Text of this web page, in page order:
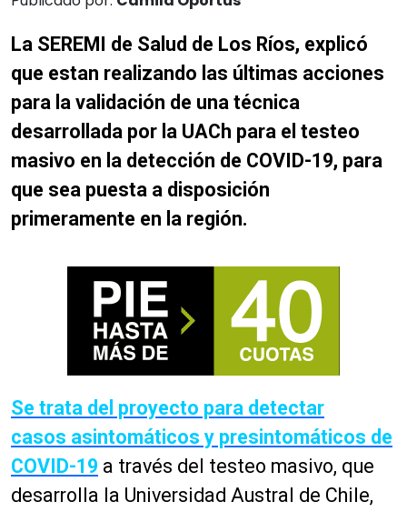
La SEREMI de Salud de Los Ríos, explicó
que estan realizando las últimas acciones
para la validación de una técnica
desarrollada por la UACh para el testeo
masivo en la detección de COVID-19, para
que sea puesta a disposición
primeramente en la región.
Se trata del proyecto para detectar
casos asintomáticos y presintomáticos de
COVID-19 a través del testeo masivo, que
desarrolla la Universidad Austral de Chile,